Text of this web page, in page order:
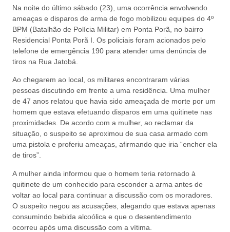
Na noite do último sábado (23), uma ocorrência envolvendo
ameaças e disparos de arma de fogo mobilizou equipes do 4º
BPM (Batalhão de Polícia Militar) em Ponta Porã, no bairro
Residencial Ponta Porã I. Os policiais foram acionados pelo
telefone de emergência 190 para atender uma denúncia de
tiros na Rua Jatobá.
Ao chegarem ao local, os militares encontraram várias
pessoas discutindo em frente a uma residência. Uma mulher
de 47 anos relatou que havia sido ameaçada de morte por um
homem que estava efetuando disparos em uma quitinete nas
proximidades. De acordo com a mulher, ao reclamar da
situação, o suspeito se aproximou de sua casa armado com
uma pistola e proferiu ameaças, afirmando que iria “encher ela
de tiros”.
A mulher ainda informou que o homem teria retornado à
quitinete de um conhecido para esconder a arma antes de
voltar ao local para continuar a discussão com os moradores.
O suspeito negou as acusações, alegando que estava apenas
consumindo bebida alcoólica e que o desentendimento
ocorreu após uma discussão com a vítima.